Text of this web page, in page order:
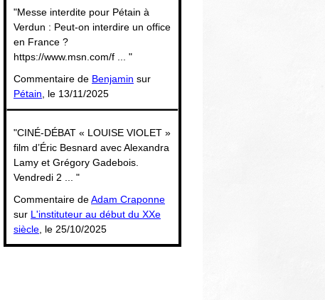
"Messe interdite pour Pétain à
Verdun : Peut-on interdire un office
en France ?
https://www.msn.com/f ... "
Commentaire de Benjamin sur
Pétain , le 13/11/2025
"CINÉ-DÉBAT « LOUISE VIOLET »
film d’Éric Besnard avec Alexandra
Lamy et Grégory Gadebois.
Vendredi 2 ... "
Commentaire deAdam Craponne
sur L'instituteur au début du XXe
siècle , le 25/10/2025